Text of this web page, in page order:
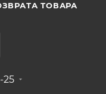
ТОВАРА
25